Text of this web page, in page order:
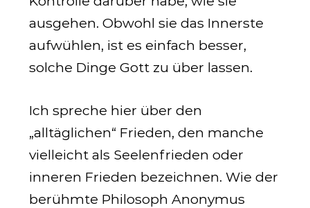
ausgehen. Obwohl sie das Innerste
aufwühlen, ist es einfach besser,
solche Dinge Gott zu über lassen.
Ich spreche hier über den
„alltäglichen“ Frieden, den manche
vielleicht als Seelenfrieden oder
inneren Frieden bezeichnen. Wie der
berühmte Philosoph Anonymus